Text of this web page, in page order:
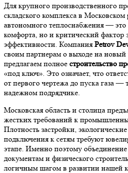
Для крупного производственного
складского комплекса в Московском
автономного теплоснабжения — это
комфорта, но и критический фактор
эффективности. Компания Petrov
своим партнерам о выходе на
предлагаем полное строительство
«под ключ». Это означает, что
от первого чертежа до пуска газа —
надежном подрядчике.
Московская область и столица
жестких требований к
Плотность застройки,
подключения к сетям требуют
этапе. Именно поэтому
документам и физического
логичным шагом в развитии нашей